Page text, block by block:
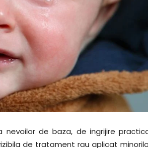
de baza, de ingrijire
de tratament rau aplicat